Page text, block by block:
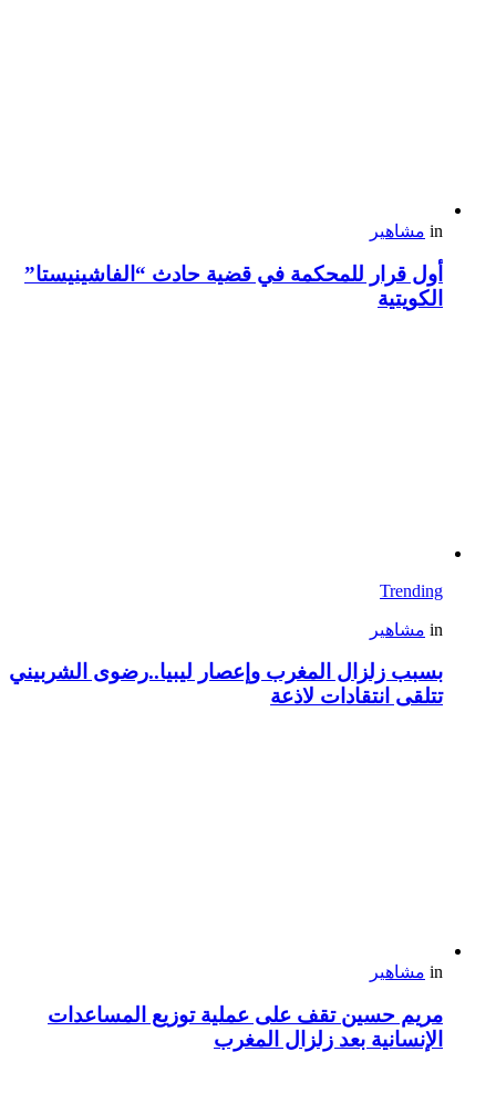
in مشاهير
أول قرار للمحكمة في قضية حادث “الفاشينيستا”
الكويتية
Trending
in مشاهير
بسبب زلزال المغرب وإعصار ليبيا..رضوى الشربيني
تتلقى انتقادات لاذعة
in مشاهير
مريم حسين تقف على عملية توزيع المساعدات
الإنسانية بعد زلزال المغرب